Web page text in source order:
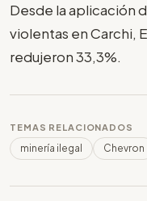
Desde la aplicación
violentas en Carchi,
redujeron 33,3%.
TEMAS RELACIONADOS
minería ilegal Chevron